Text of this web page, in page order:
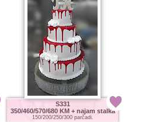
S331
350/460/570/680 KM + najam stalka
150/200/250/300 parčadi.